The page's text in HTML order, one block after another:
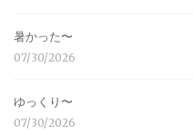
暑かった〜
07/30/2026
ゆっくり〜
07/30/2026